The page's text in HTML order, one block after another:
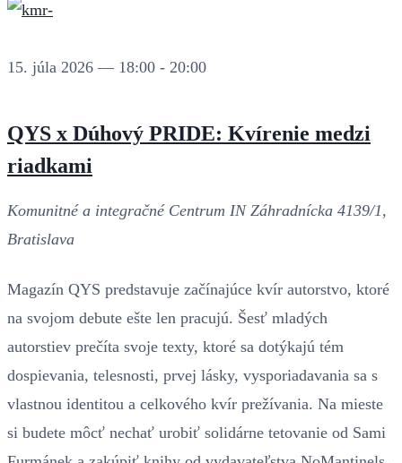
15. júla 2026 — 18:00 - 20:00
QYS x Dúhový PRIDE: Kvírenie medzi
riadkami
Komunitné a integračné Centrum IN Záhradnícka 4139/1,
Bratislava
Magazín QYS predstavuje začínajúce kvír autorstvo, ktoré
na svojom debute ešte len pracujú. Šesť mladých
autorstiev prečíta svoje texty, ktoré sa dotýkajú tém
dospievania, telesnosti, prvej lásky, vysporiadavania sa s
vlastnou identitou a celkového kvír prežívania. Na mieste
si budete môcť nechať urobiť solidárne tetovanie od Sami